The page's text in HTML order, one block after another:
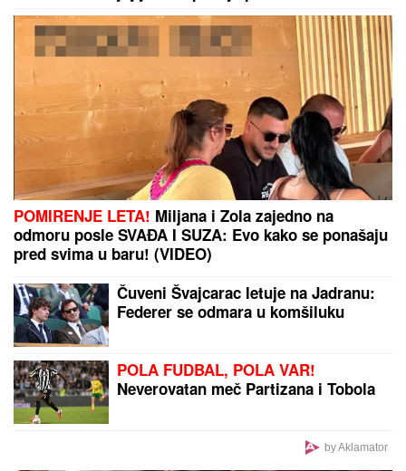
Muškarci rođeni u ovih 5 znakova su
NAJVEĆE ŠKRTICE: Od njih nećete
dobiti cveće, a teško da će vam i
KAFU PLATITI
DRAGAN STANKOVIĆ DAO OGROMAN NOVAC ZA
GALA PROSLAVUEvo koja cifra je u pitanju - sve
prštalo od luksuza
"Poslednji put kad je muž nasrnuo,